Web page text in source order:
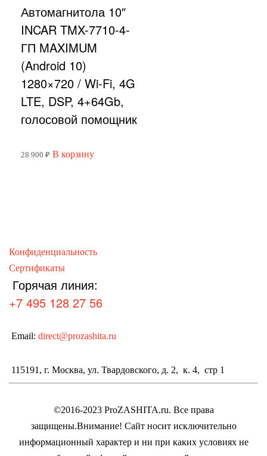
Автомагнитола 10″
INCAR TMX-7710-4-
ГП MAXIMUM
(Android 10)
1280×720 / Wi-Fi, 4G
LTE, DSP, 4+64Gb,
голосовой помощник
28 900 ₽ В корзину
Конфиденциальность
Сертификаты
Горячая линия:
+7 495 128 27 56
Email: direct@prozashita.ru
115191, г. Москва, ул. Твардовского, д. 2, к. 4, стр 1
©2016-2023 ProZASHITA.ru. Все права
защищены.Внимание! Cайт носит исключительно
информационный характер и ни при каких условиях не